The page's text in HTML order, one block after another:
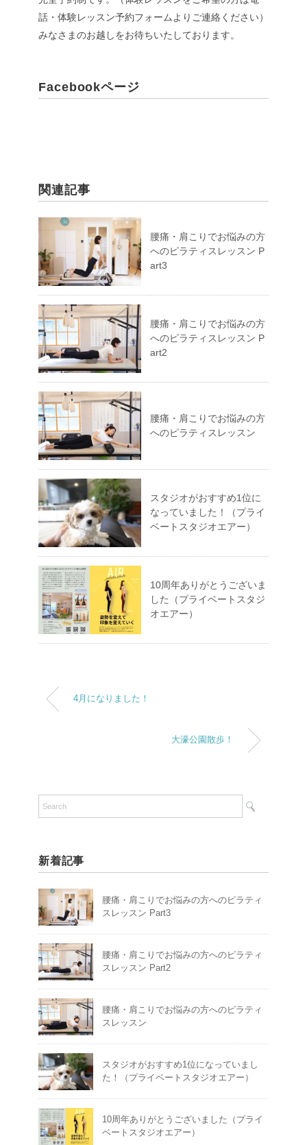
話・体験レッスン予約フォームよりご連絡ください）
みなさまのお越しをお待ちいたしております。
Facebookページ
関連記事
腰痛・肩こりでお悩みの方
へのピラティスレッスン P
art3
腰痛・肩こりでお悩みの方
へのピラティスレッスン P
art2
腰痛・肩こりでお悩みの方
へのピラティスレッスン
スタジオがおすすめ1位に
なっていました！（プライ
ベートスタジオエアー）
10周年ありがとうございま
した（プライベートスタジ
オエアー）
4月になりました！
大濠公園散歩！
新着記事
腰痛・肩こりでお悩みの方へのピラティ
スレッスン Part3
腰痛・肩こりでお悩みの方へのピラティ
スレッスン Part2
腰痛・肩こりでお悩みの方へのピラティ
スレッスン
スタジオがおすすめ1位になっていまし
た！（プライベートスタジオエアー）
10周年ありがとうございました（プライ
ベートスタジオエアー）